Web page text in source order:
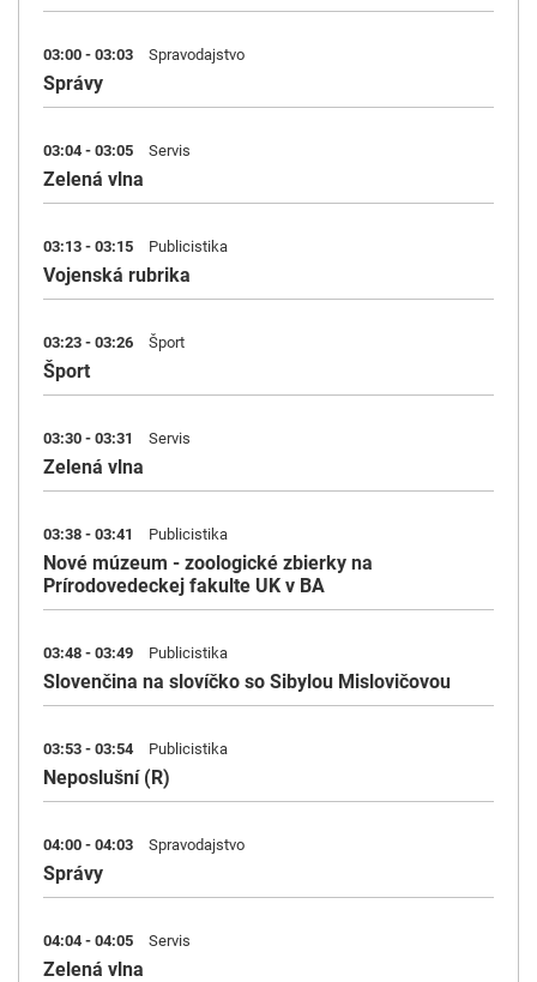
03:00 - 03:03 Spravodajstvo
Správy
03:04 - 03:05 Servis
Zelená vlna
03:13 - 03:15 Publicistika
Vojenská rubrika
03:23 - 03:26 Šport
Šport
03:30 - 03:31 Servis
Zelená vlna
03:38 - 03:41 Publicistika
Nové múzeum - zoologické zbierky na
Prírodovedeckej fakulte UK v BA
03:48 - 03:49 Publicistika
Slovenčina na slovíčko so Sibylou Mislovičovou
03:53 - 03:54 Publicistika
Neposlušní (R)
04:00 - 04:03 Spravodajstvo
Správy
04:04 - 04:05 Servis
Zelená vlna